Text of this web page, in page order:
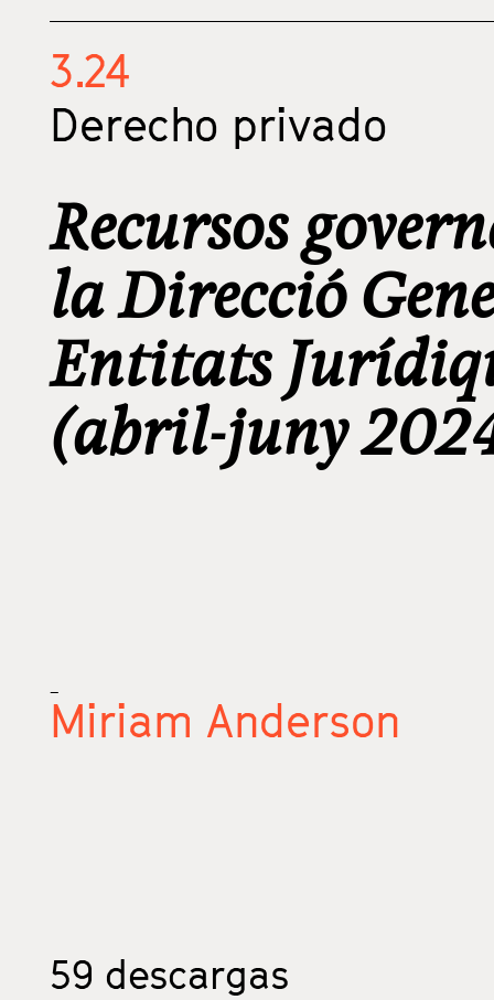
3.24
Derecho privado
Recursos
la Direcció
Entitats
(abril-juny
_
Miriam Anderson
59 descargas